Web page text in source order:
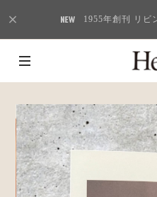
1955年創刊 リビ